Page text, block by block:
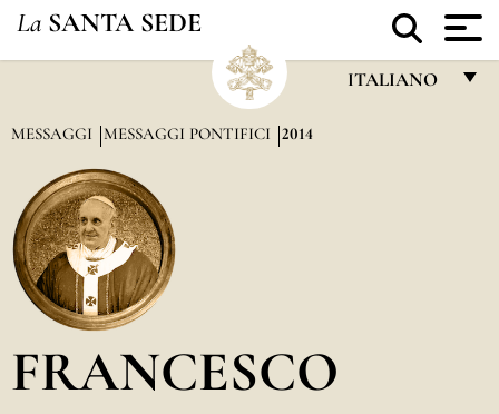
La SANTA SEDE
ITALIANO
MESSAGGI MESSAGGI PONTIFICI 2014
FRANCESCO